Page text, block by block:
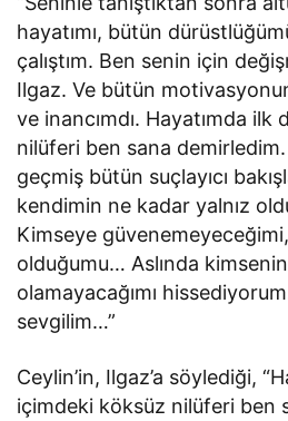
hayatımı, bütün
çalıştım. Ben senin için
Ilgaz. Ve bütün
ve inancımdı. Hayatımda
nilüferi ben sana demirledim.
geçmiş bütün suçlayıcı
kendimin ne kadar yalnız
Kimseye
olduğumu… Aslında
olamayacağımı
sevgilim…”
Ceylin’in, Ilgaz’a söylediği,
içimdeki köksüz nilüferi ben